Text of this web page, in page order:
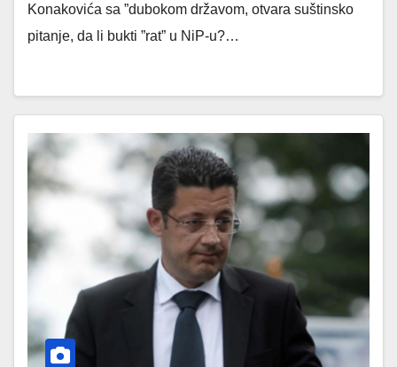
Konakovića sa ”dubokom državom, otvara suštinsko
pitanje, da li bukti ”rat” u NiP-u?…